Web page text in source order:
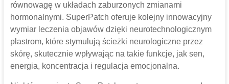
równowagę w układach zaburzonych zmianami
hormonalnymi. SuperPatch oferuje kolejny innowacyjny
wymiar leczenia objawów dzięki neurotechnologicznym
plastrom, które stymulują ścieżki neurologiczne przez
skórę, skutecznie wpływając na takie funkcje, jak sen,
energia, koncentracja i regulacja emocjonalna.